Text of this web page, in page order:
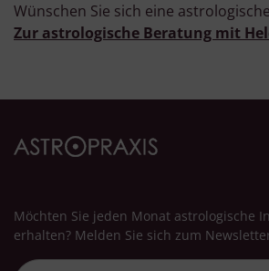
Wünschen Sie sich eine
Zur astrologische Beratung mit
Möchten Sie jeden Monat astrologische
erhalten? Melden Sie sich zum